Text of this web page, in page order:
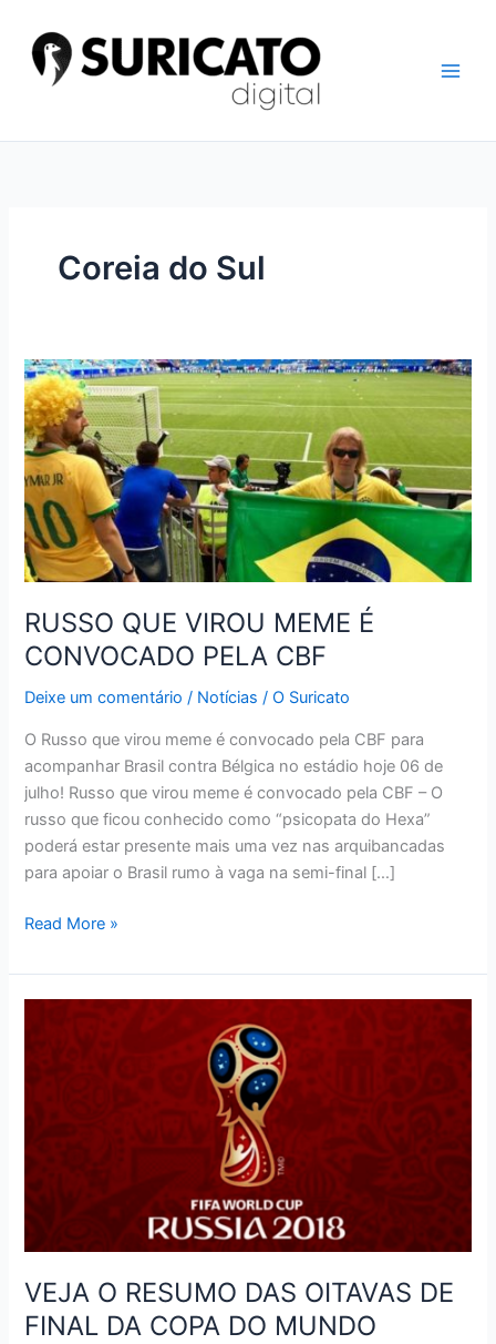
conteúdo
Coreia do Sul
RUSSO QUE VIROU MEME É
CONVOCADO PELA CBF
Deixe um comentário / Notícias /O Suricato
O Russo que virou meme é convocado pela CBF para
acompanhar Brasil contra Bélgica no estádio hoje 06 de
julho! Russo que virou meme é convocado pela CBF – O
russo que ficou conhecido como “psicopata do Hexa”
poderá estar presente mais uma vez nas arquibancadas
para apoiar o Brasil rumo à vaga na semi-final […]
RUSSO
VIROU
MEME
CONVOCADO
PELA
CBF
Read More »
VEJA O RESUMO DAS OITAVAS DE
FINAL DA COPA DO MUNDO